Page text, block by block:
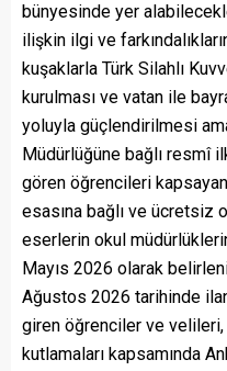
bünyesinde yer
ilişkin ilgi ve
kuşaklarla Türk Silahlı
kurulması ve vatan ile
yoluyla güçlendirilmesi
Müdürlüğüne bağlı resmî
gören öğrencileri kapsayan
esasına bağlı ve ücretsiz
eserlerin okul
Mayıs 2026 olarak
Ağustos 2026 tarihinde
giren öğrenciler ve
kutlamaları kapsamında